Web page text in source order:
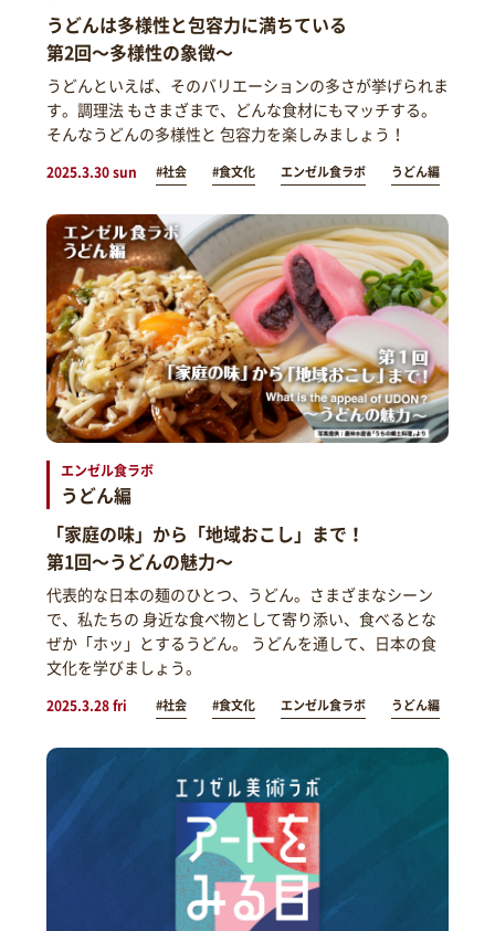
うどんは多様性と包容力に満ちている
第2回～多様性の象徴～
うどんといえば、そのバリエーションの多さが挙げられま
す。調理法 もさまざまで、どんな食材にもマッチする。
そんなうどんの多様性と 包容力を楽しみましょう！
2025.3.30 sun #社会 #食文化 エンゼル食ラボ うどん編
エンゼル食ラボ
うどん編
「家庭の味」から「地域おこし」まで！
第1回～うどんの魅力～
代表的な日本の麺のひとつ、うどん。さまざまなシーン
で、私たちの 身近な食べ物として寄り添い、食べるとな
ぜか「ホッ」とするうどん。 うどんを通して、日本の食
文化を学びましょう。
2025.3.28 fri #社会 #食文化 エンゼル食ラボ うどん編